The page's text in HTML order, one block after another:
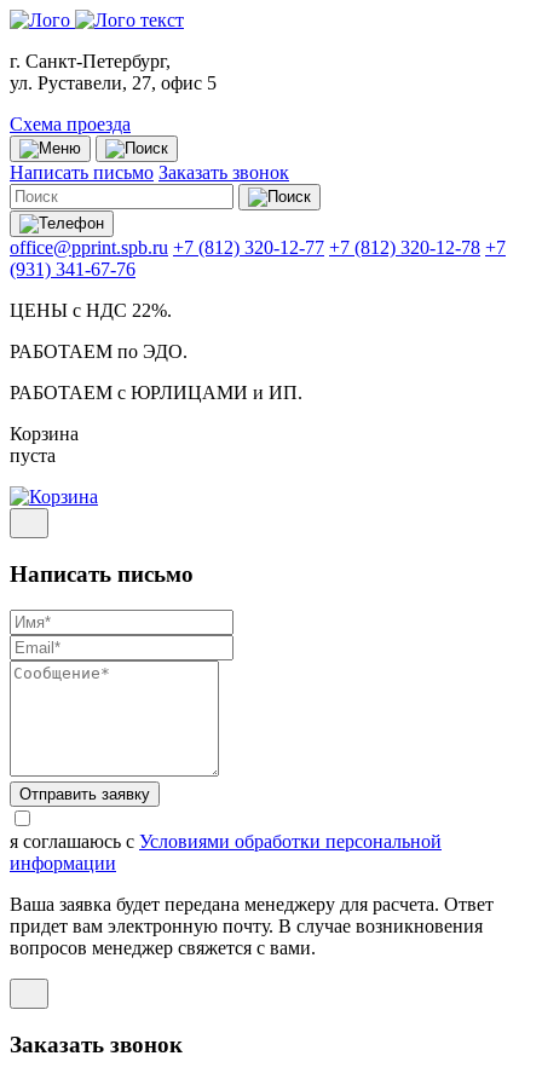
г. Санкт-Петербург,
ул. Руставели, 27, офис 5
Схема проезда
Написать письмо Заказать звонок
office@pprint.spb.ru +7 (812) 320-12-77 +7 (812) 320-12-78 +7
(931) 341-67-76
ЦЕНЫ с НДС 22%.
РАБОТАЕМ по ЭДО.
РАБОТАЕМ с ЮРЛИЦАМИ и ИП.
Корзина
пуста
Написать письмо
Отправить заявку
я соглашаюсь с Условиями обработки персональной
информации
Ваша заявка будет передана менеджеру для расчета. Ответ
придет вам электронную почту. В случае возникновения
вопросов менеджер свяжется с вами.
Заказать звонок